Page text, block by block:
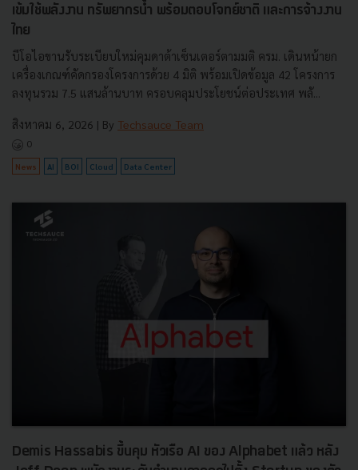
เข้มใช้พลังงาน ทรัพยากรน้ำ พร้อมตอบโจทย์ชาติ และการจ้างงาน
ไทย
บีโอไอขานรับระเบียบใหม่คุมดาต้าเซ็นเตอร์ตามมติ ครม. เดินหน้ายก
เครื่องเกณฑ์คัดกรองโครงการด้วย 4 มิติ พร้อมเปิดข้อมูล 42 โครงการ
ลงทุนรวม 7.5 แสนล้านบาท ครอบคลุมประโยชน์ต่อประเทศ พลั...
สิงหาคม 6, 2026 | By Techsauce Team
0
News AI BOI Cloud Data Center
Demis Hassabis ขึ้นคุม หัวเรือ AI ของ Alphabet แล้ว หลัง